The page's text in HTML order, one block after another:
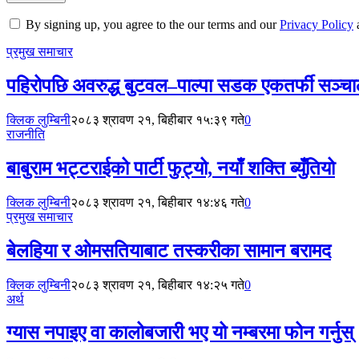
By signing up, you agree to the our terms and ourPrivacy Policy
प्रमुख समाचार
पहिरोपछि अवरुद्ध बुटवल–पाल्पा सडक एकतर्फी
क्लिक लुम्बिनी२०८३ श्रावण २१, बिहीबार १५:३९ गते0
राजनीति
बाबुराम भट्टराईको पार्टी फुट्यो, नयाँ शक्ति ब्युँतियो
क्लिक लुम्बिनी२०८३ श्रावण २१, बिहीबार १४:४६ गते0
प्रमुख समाचार
बेलहिया र ओमसतियाबाट तस्करीका सामान बरामद
क्लिक लुम्बिनी२०८३ श्रावण २१, बिहीबार १४:२५ गते0
अर्थ
ग्यास नपाइए वा कालोबजारी भए यो नम्बरमा फोन गर्नुस्